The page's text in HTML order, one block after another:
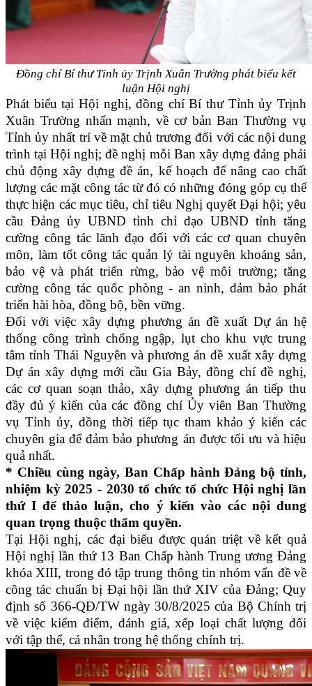
Đồng chí Bí thư Tỉnh ủy Trịnh Xuân Trường phát biểu kết
luận Hội nghị
Phát biểu tại Hội nghị, đồng chí Bí thư Tỉnh ủy Trịnh
Xuân Trường nhấn mạnh, về cơ bản Ban Thường vụ
Tỉnh ủy nhất trí về mặt chủ trương đối với các nội dung
trình tại Hội nghị; đề nghị mỗi Ban xây dựng đảng phải
chủ động xây dựng đề án, kế hoạch để nâng cao chất
lượng các mặt công tác từ đó có những đóng góp cụ thể
thực hiện các mục tiêu, chỉ tiêu Nghị quyết Đại hội; yêu
cầu Đảng ủy UBND tỉnh chỉ đạo UBND tỉnh tăng
cường công tác lãnh đạo đối với các cơ quan chuyên
môn, làm tốt công tác quản lý tài nguyên khoáng sản,
bảo vệ và phát triển rừng, bảo vệ môi trường; tăng
cường công tác quốc phòng - an ninh, đảm bảo phát
triển hài hòa, đồng bộ, bền vững.
Đối với việc xây dựng phương án đề xuất Dự án hệ
thống công trình chống ngập, lụt cho khu vực trung
tâm tỉnh Thái Nguyên và phương án đề xuất xây dựng
Dự án xây dựng mới cầu Gia Bảy, đồng chí đề nghị,
các cơ quan soạn thảo, xây dựng phương án tiếp thu
đầy đủ ý kiến của các đồng chí Ủy viên Ban Thường
vụ Tỉnh ủy, đồng thời tiếp tục tham khảo ý kiến các
chuyên gia để đảm bảo phương án được tối ưu và hiệu
quả nhất.
* Chiều cùng ngày, Ban Chấp hành Đảng bộ tỉnh,
nhiệm kỳ 2025 - 2030 tổ chức tổ chức Hội nghị lần
thứ I để thảo luận, cho ý kiến vào các nội dung
quan trọng thuộc thẩm quyền.
Tại Hội nghị, các đại biểu được quán triệt về kết quả
Hội nghị lần thứ 13 Ban Chấp hành Trung ương Đảng
khóa XIII, trong đó tập trung thông tin nhóm vấn đề về
công tác chuẩn bị Đại hội lần thứ XIV của Đảng; Quy
định số 366-QĐ/TW ngày 30/8/2025 của Bộ Chính trị
về việc kiểm điểm, đánh giá, xếp loại chất lượng đối
với tập thể, cá nhân trong hệ thống chính trị.